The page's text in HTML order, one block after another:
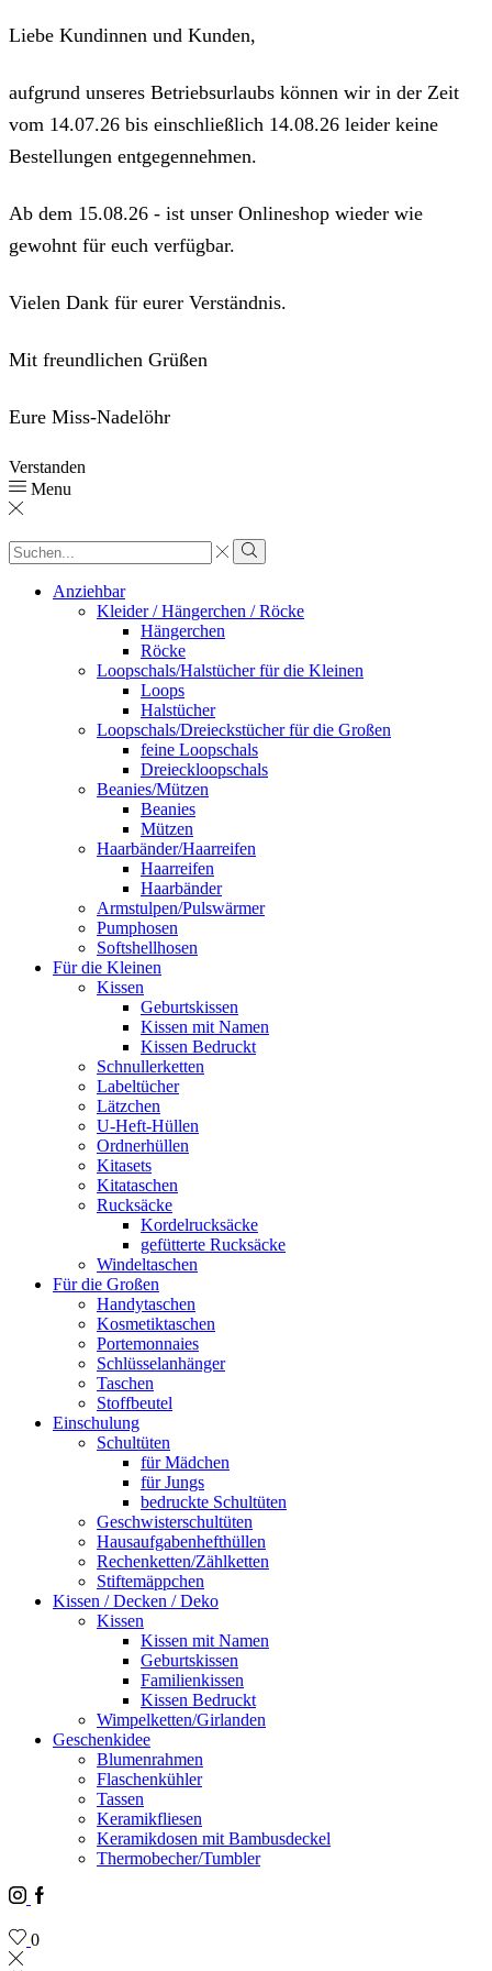
Liebe Kundinnen und Kunden,
aufgrund unseres Betriebsurlaubs können wir in der Zeit
vom 14.07.26 bis einschließlich 14.08.26 leider keine
Bestellungen entgegennehmen.
Ab dem 15.08.26 - ist unser Onlineshop wieder wie
gewohnt für euch verfügbar.
Vielen Dank für eurer Verständnis.
Mit freundlichen Grüßen
Eure Miss-Nadelöhr
Verstanden
Menu
Sucheingabe
Suche
Anziehbar
Kleider / Hängerchen / Röcke
Hängerchen
Röcke
Loopschals/Halstücher für die Kleinen
Loops
Halstücher
Loopschals/Dreieckstücher für die Großen
feine Loopschals
Dreieckloopschals
Beanies/Mützen
Beanies
Mützen
Haarbänder/Haarreifen
Haarreifen
Haarbänder
Armstulpen/Pulswärmer
Pumphosen
Softshellhosen
Für die Kleinen
Kissen
Geburtskissen
Kissen mit Namen
Kissen Bedruckt
Schnullerketten
Labeltücher
Lätzchen
U-Heft-Hüllen
Ordnerhüllen
Kitasets
Kitataschen
Rucksäcke
Kordelrucksäcke
gefütterte Rucksäcke
Windeltaschen
Für die Großen
Handytaschen
Kosmetiktaschen
Portemonnaies
Schlüsselanhänger
Taschen
Stoffbeutel
Einschulung
Schultüten
für Mädchen
für Jungs
bedruckte Schultüten
Geschwisterschultüten
Hausaufgabenhefthüllen
Rechenketten/Zählketten
Stiftemäppchen
Kissen / Decken / Deko
Kissen
Kissen mit Namen
Geburtskissen
Familienkissen
Kissen Bedruckt
Wimpelketten/Girlanden
Geschenkidee
Blumenrahmen
Flaschenkühler
Tassen
Keramikfliesen
Keramikdosen mit Bambusdeckel
Thermobecher/Tumbler
Instagram
Facebook
0